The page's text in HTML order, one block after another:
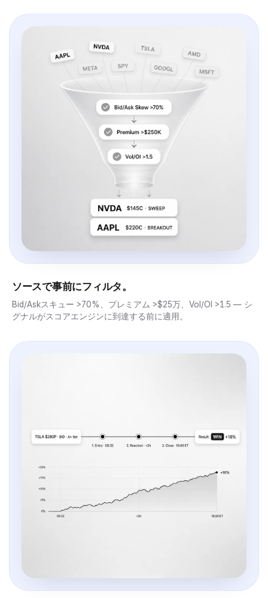
ソースで事前にフィルタ。
Bid/Askスキュー >70%、プレミアム >$25万、Vol/OI >1.5 — シ
グナルがスコアエンジンに到達する前に適用。